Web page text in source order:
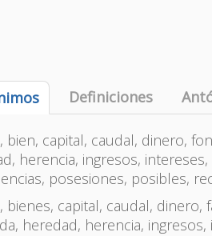
Definiciones
bien, capital, caudal, dinero,
herencia, ingresos,
posesiones, posibles,
bienes, capital, caudal,
heredad, herencia,